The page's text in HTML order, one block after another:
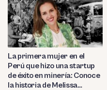
La primera mujer en el
Perú que hizo una startup
de éxito en minería: Conoce
la historia de Melissa